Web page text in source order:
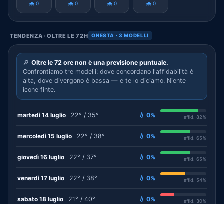
🌧️ 0 🌧️ 0 🌧️ 0 🌧️ 0
TENDENZA · OLTRE LE 72H ONESTA · 3 MODELLI
🔎 Oltre le 72 ore non è una previsione puntuale.
Confrontiamo tre modelli: dove concordano l'affidabilità è
alta, dove divergono è bassa — e te lo diciamo. Niente
icone finte.
martedì 14 luglio 22° / 35° 💧 0% affid. 82%
mercoledì 15 luglio 22° / 38° 💧 0% affid. 65%
giovedì 16 luglio 22° / 37° 💧 0% affid. 65%
venerdì 17 luglio 22° / 38° 💧 0% affid. 54%
sabato 18 luglio 21° / 40° 💧 0% affid. 30%